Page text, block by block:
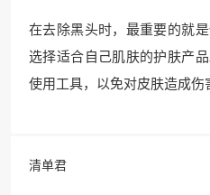
在去除黑头时，最重要的就
选择适合自己肌肤的护肤产
使用工具，以免对皮肤造成伤
清单君